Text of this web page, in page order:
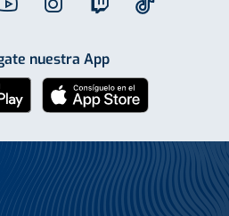
nuestra App